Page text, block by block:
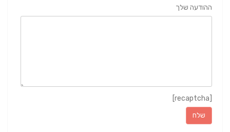
ההודעה שלך